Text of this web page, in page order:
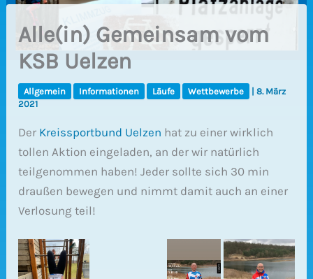
Alle(in) Gemeinsam vom
KSB Uelzen
Allgemein Informationen Läufe Wettbewerbe |8. März
2021
Der Kreissportbund Uelzen hat zu einer wirklich
tollen Aktion eingeladen, an der wir natürlich
teilgenommen haben! Jeder sollte sich 30 min
draußen bewegen und nimmt damit auch an einer
Verlosung teil!